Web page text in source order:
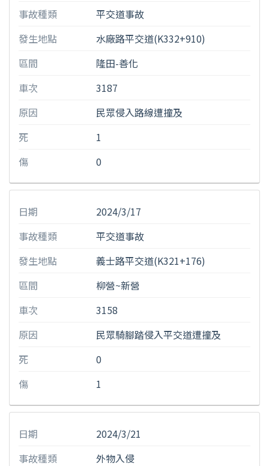
事故種類
平交道事故
發生地點
水廠路平交道(K332+910)
區間
隆田-善化
車次
3187
原因
民眾侵入路線遭撞及
死
1
傷
0
日期
2024/3/17
事故種類
平交道事故
發生地點
義士路平交道(K321+176)
區間
柳營~新營
車次
3158
原因
民眾騎腳踏侵入平交道遭撞及
死
0
傷
1
日期
2024/3/21
事故種類
外物入侵